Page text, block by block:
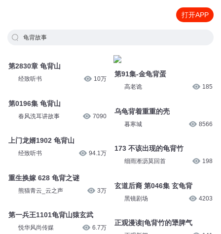
打开APP
龟背故事
第2830章 龟背山
经致听书 10万
第0196集 龟背山
春风洗耳讲故事 7090
上门龙婿1902 龟背山
经致听书 94.1万
重生换嫁 628 龟背之谜
熊猫青云_云之声 3万
第一兵王1101龟背山猿玄武
悦华风尚传媒 6.7万
第91集-金龟背蛋
高老诡 185
乌龟背着重重的壳
暮寒城 8566
173 不该出现的龟背竹
细雨淅沥莫回首 198
玄道后裔 第046集 玄龟背
黑镜剧场 4203
正观漫读|龟背竹的犟脾气